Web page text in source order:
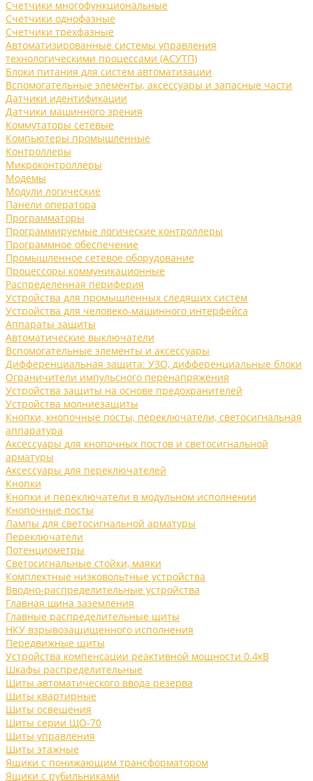
Счетчики многофункциональные
Счетчики однофазные
Счетчики трехфазные
Автоматизированные системы управления
технологическими процессами (АСУТП)
Блоки питания для систем автоматизации
Вспомогательные элементы, аксессуары и запасные части
Датчики идентификации
Датчики машинного зрения
Коммутаторы сетевые
Компьютеры промышленные
Контроллеры
Микроконтроллеры
Модемы
Модули логические
Панели оператора
Программаторы
Программируемые логические контроллеры
Программное обеспечение
Промышленное сетевое оборудование
Процессоры коммуникационные
Распределенная периферия
Устройства для промышленных следящих систем
Устройства для человеко-машинного интерфейса
Аппараты защиты
Автоматические выключатели
Вспомогательные элементы и аксессуары
Дифференциальная защита: УЗО, дифференциальные блоки
Ограничители импульсного перенапряжения
Устройства защиты на основе предохранителей
Устройства молниезащиты
Кнопки, кнопочные посты, переключатели, светосигнальная
аппаратура
Аксессуары для кнопочных постов и светосигнальной
арматуры
Аксессуары для переключателей
Кнопки
Кнопки и переключатели в модульном исполнении
Кнопочные посты
Лампы для светосигнальной арматуры
Переключатели
Потенциометры
Светосигнальные стойки, маяки
Комплектные низковольтные устройства
Вводно-распределительные устройства
Главная шина заземления
Главные распределительные щиты
НКУ взрывозащищенного исполнения
Передвижные щиты
Устройства компенсации реактивной мощности 0.4кВ
Шкафы распределительные
Щиты автоматического ввода резерва
Щиты квартирные
Щиты освещения
Щиты серии ЩО-70
Щиты управления
Щиты этажные
Ящики с понижающим трансформатором
Ящики с рубильниками